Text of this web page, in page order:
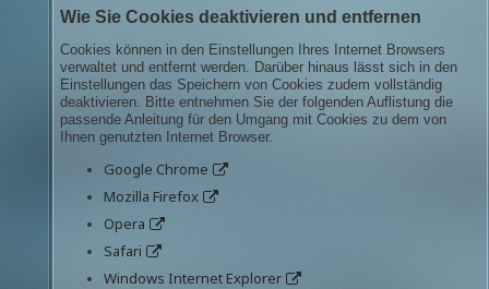
Wie Sie Cookies deaktivieren und entfernen
Cookies können in den Einstellungen Ihres Internet Browsers
verwaltet und entfernt werden. Darüber hinaus lässt sich in den
Einstellungen das Speichern von Cookies zudem vollständig
deaktivieren. Bitte entnehmen Sie der folgenden Auflistung die
passende Anleitung für den Umgang mit Cookies zu dem von
Ihnen genutzten Internet Browser.
Google Chrome
Mozilla Firefox
Opera
Safari
Windows Internet Explorer